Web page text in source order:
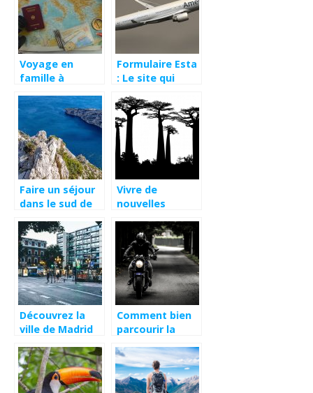
Voyage en
famille à
comment gérer
le trajet dans
l’avion
Formulaire Esta
: Le site qui
accès aux
États-Unis
Faire un séjour
dans le sud de
Vivre de
nouvelles
chaque voyage
Découvrez la
ville de Madrid
vacances en
famille
Comment bien
parcourir la
un motard de
type Harley ?